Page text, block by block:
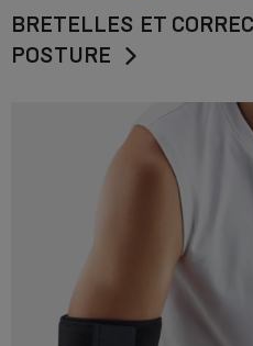
BRETELLES ET
POSTURE